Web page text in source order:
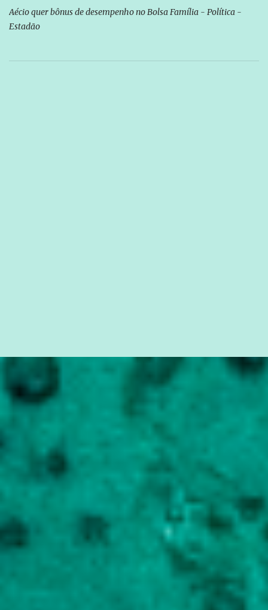
Aécio quer bônus de desempenho no Bolsa Família - Política -
Estadão